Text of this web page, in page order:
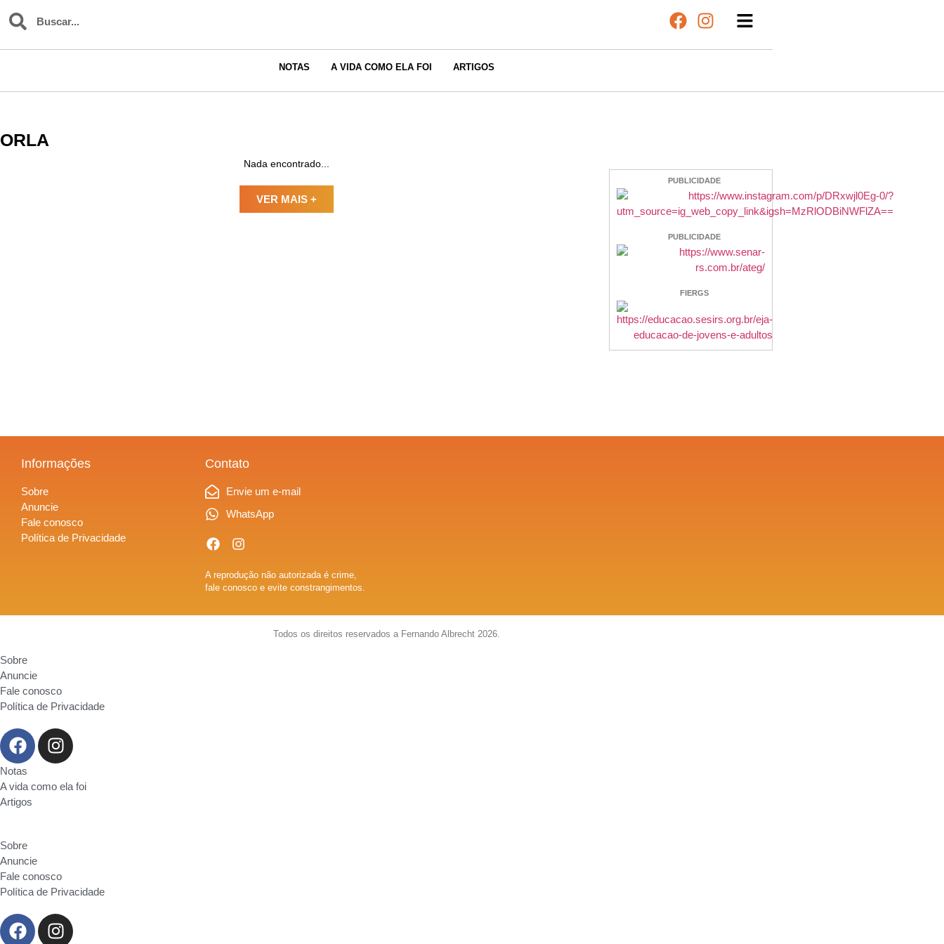
NOTAS A VIDA COMO ELA FOI ARTIGOS
ORLA
Nada encontrado...
VER MAIS +
PUBLICIDADE
PUBLICIDADE
FIERGS
Informações
Sobre
Anuncie
Fale conosco
Política de Privacidade
Contato
Envie um e-mail
WhatsApp
A reprodução não autorizada é crime,
fale conosco e evite constrangimentos.
Todos os direitos reservados a Fernando Albrecht 2026.
Sobre
Anuncie
Fale conosco
Política de Privacidade
Notas
A vida como ela foi
Artigos
Sobre
Anuncie
Fale conosco
Política de Privacidade